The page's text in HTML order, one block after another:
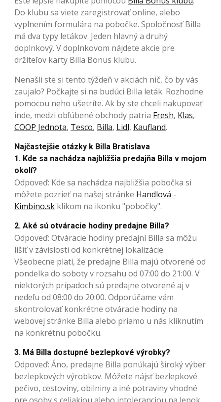
Do klubu sa viete zaregistrovať online, alebo
vyplnením formulára na pobočke. Spoločnosť Billa
má dva typy letákov. Jeden hlavný a druhý
doplnkový. V doplnkovom nájdete akcie pre
držiteľov karty Billa Bonus klubu.
Nenašli ste si tento týždeň v akciách nič, čo by vás
zaujalo? Počkajte si na budúci Billa leták. Rozhodne
pomocou neho ušetríte. Ak by ste chceli nakupovať
inde, medzi obľúbené obchody patria Fresh, Klas,
COOP Jednota, Tesco, Billa, Lidl, Kaufland.
Najčastejšie otázky k Billa Bratislava
1. Kde sa nachádza najbližšia predajňa Billa v mojom
okolí?
Odpoveď: Kde sa nachádza najbližšia pobočka si
môžete pozrieť na našej stránke Handlová -
Kimbino.sk klikom na ikonku "pobočky".
2. Aké sú otváracie hodiny predajne Billa?
Odpoveď: Otváracie hodiny predajní Billa sa môžu
líšiť v závislosti od konkrétnej lokalizácie.
Všeobecne platí, že predajne Billa majú otvorené od
pondelka do soboty v rozsahu od 07:00 do 21:00. V
niektorých prípadoch sú predajne otvorené aj v
nedeľu od 08:00 do 20:00. Odporúčame vám
skontrolovať konkrétne otváracie hodiny na
webovej stránke Billa alebo priamo u nás kliknutím
na konkrétnu pobočku.
3. Má Billa dostupné bezlepkové výrobky?
Odpoveď: Áno, predajne Billa ponúkajú široký výber
bezlepkových výrobkov. Môžete nájsť bezlepkové
pečivo, cestoviny, obilniny a iné potraviny vhodné